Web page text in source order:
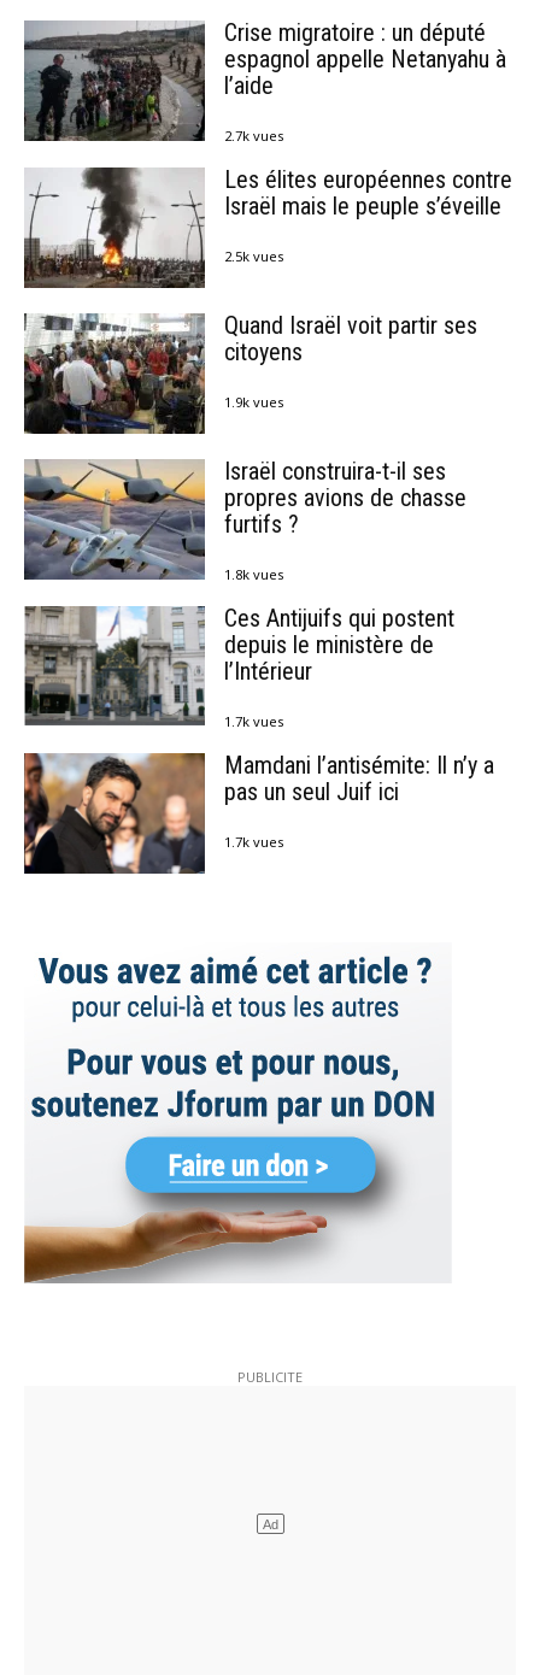
Crise migratoire : un député
espagnol appelle Netanyahu à
l’aide
2.7k vues
Les élites européennes contre
Israël mais le peuple s’éveille
2.5k vues
Quand Israël voit partir ses
citoyens
1.9k vues
Israël construira-t-il ses
propres avions de chasse
furtifs ?
1.8k vues
Ces Antijuifs qui postent
depuis le ministère de
l’Intérieur
1.7k vues
Mamdani l’antisémite: Il n’y a
pas un seul Juif ici
1.7k vues